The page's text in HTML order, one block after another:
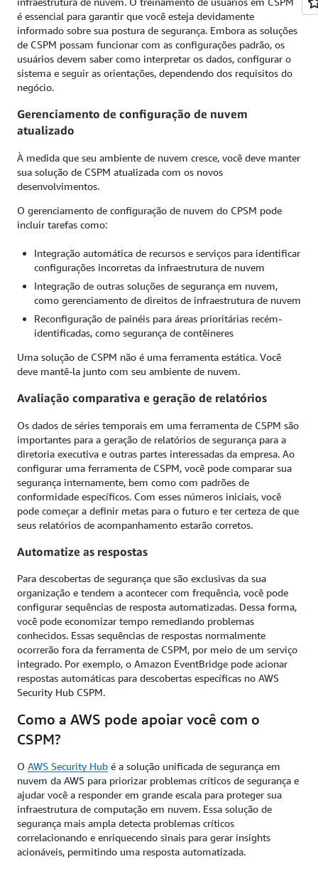
é essencial para garantir que você esteja devidamente
informado sobre sua postura de segurança. Embora as soluções
de CSPM possam funcionar com as configurações padrão, os
usuários devem saber como interpretar os dados, configurar o
sistema e seguir as orientações, dependendo dos requisitos do
negócio.
Gerenciamento de configuração de nuvem
atualizado
À medida que seu ambiente de nuvem cresce, você deve manter
sua solução de CSPM atualizada com os novos
desenvolvimentos.
O gerenciamento de configuração de nuvem do CPSM pode
incluir tarefas como:
Integração automática de recursos e serviços para identificar
configurações incorretas da infraestrutura de nuvem
Integração de outras soluções de segurança em nuvem,
como gerenciamento de direitos de infraestrutura de nuvem
Reconfiguração de painéis para áreas prioritárias recém-
identificadas, como segurança de contêineres
Uma solução de CSPM não é uma ferramenta estática. Você
deve mantê-la junto com seu ambiente de nuvem.
Avaliação comparativa e geração de relatórios
Os dados de séries temporais em uma ferramenta de CSPM são
importantes para a geração de relatórios de segurança para a
diretoria executiva e outras partes interessadas da empresa. Ao
configurar uma ferramenta de CSPM, você pode comparar sua
segurança internamente, bem como com padrões de
conformidade específicos. Com esses números iniciais, você
pode começar a definir metas para o futuro e ter certeza de que
seus relatórios de acompanhamento estarão corretos.
Automatize as respostas
Para descobertas de segurança que são exclusivas da sua
organização e tendem a acontecer com frequência, você pode
configurar sequências de resposta automatizadas. Dessa forma,
você pode economizar tempo remediando problemas
conhecidos. Essas sequências de respostas normalmente
ocorrerão fora da ferramenta de CSPM, por meio de um serviço
integrado. Por exemplo, o Amazon EventBridge pode acionar
respostas automáticas para descobertas específicas no AWS
Security Hub CSPM.
Como a AWS pode apoiar você com o
CSPM?
O AWS Security Hub é a solução unificada de segurança em
nuvem da AWS para priorizar problemas críticos de segurança e
ajudar você a responder em grande escala para proteger sua
infraestrutura de computação em nuvem. Essa solução de
segurança mais ampla detecta problemas críticos
correlacionando e enriquecendo sinais para gerar insights
acionáveis, permitindo uma resposta automatizada.